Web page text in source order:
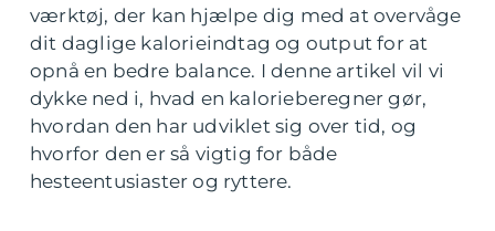
værktøj, der kan hjælpe dig med at overvåge
dit daglige kalorieindtag og output for at
opnå en bedre balance. I denne artikel vil vi
dykke ned i, hvad en kalorieberegner gør,
hvordan den har udviklet sig over tid, og
hvorfor den er så vigtig for både
hesteentusiaster og ryttere.